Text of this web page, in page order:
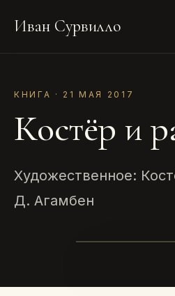
Иван Сурвилло
КНИГА · 21 МАЯ 2017
Костёр и
Художественное:
Д. Агамбен